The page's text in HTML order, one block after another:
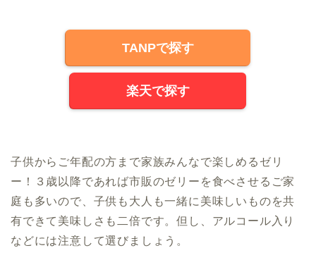
TANPで探す
楽天で探す
子供からご年配の方まで家族みんなで楽しめるゼリ
ー！３歳以降であれば市販のゼリーを食べさせるご家
庭も多いので、子供も大人も一緒に美味しいものを共
有できて美味しさも二倍です。但し、アルコール入り
などには注意して選びましょう。